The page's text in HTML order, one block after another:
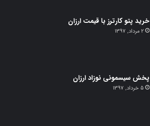
خرید پتو کارترز با قیمت ارزان
2 مرداد, 1397
پخش سیسمونی نوزاد ارزان
5 خرداد, 1397